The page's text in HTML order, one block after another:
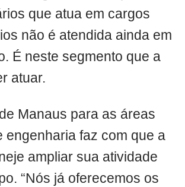
que atua em cargos
não é atendida ainda em
É neste segmento que a
atuar.
Manaus para as áreas
engenharia faz com que a
ampliar sua atividade
“Nós já oferecemos os